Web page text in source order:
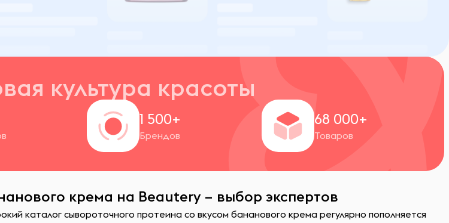
культура красоты
1 500+
Брендов
68 000+
Товаров
крема на Beautery – выбор экспертов
каталог сывороточного протеина со вкусом бананового крема регулярно пополняется